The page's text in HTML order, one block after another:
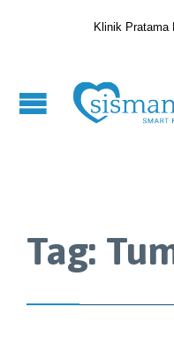
Klinik Pratama
Tag: